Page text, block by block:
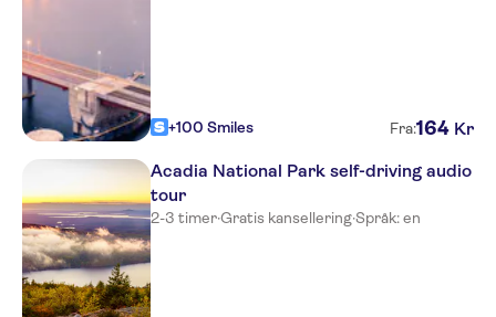
+100 Smiles Fra:164 Kr
Acadia National Park self-driving audio
tour
2-3 timer·Gratis kansellering·Språk: en